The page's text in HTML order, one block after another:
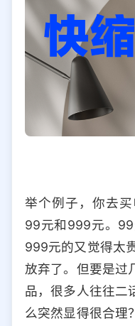
举个例子，你去买
99元和999元。99
999元的又觉得太
放弃了。但要是过
品，很多人往往二
么突然显得很合理